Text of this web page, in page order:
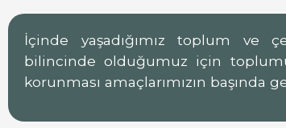
İçinde yaşadığımız toplum ve
bilincinde olduğumuz için
korunması amaçlarımızın başında